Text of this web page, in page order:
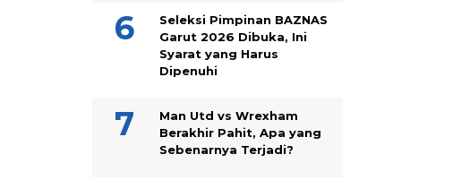
Seleksi Pimpinan BAZNAS
Garut 2026 Dibuka, Ini
Syarat yang Harus
Dipenuhi
Man Utd vs Wrexham
Berakhir Pahit, Apa yang
Sebenarnya Terjadi?